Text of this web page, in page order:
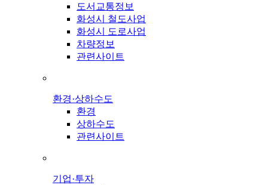
도서교통정보
화성시 철도사업
화성시 도로사업
차량정보
관련사이트
환경·상하수도
환경
상하수도
관련사이트
기업·투자